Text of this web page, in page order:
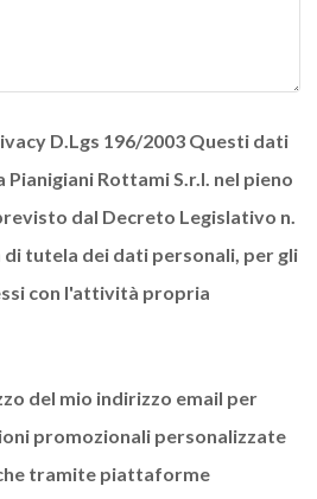
D.Lgs 196/2003 Questi dati
Rottami S.r.l. nel pieno
dal Decreto Legislativo n.
di tutela dei dati personali, per gli
con l'attività propria
del mio indirizzo email per
promozionali personalizzate
tramite piattaforme